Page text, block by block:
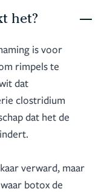
het?
is voor
rimpels te
dat
clostridium
dat het de
verward, maar
botox de